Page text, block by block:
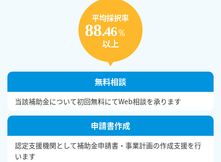
無料相談
当該補助金について初回無料にてWeb相談を承ります
申請書作成
認定支援機関として補助金申請書・事業計画の作成支援を行
います